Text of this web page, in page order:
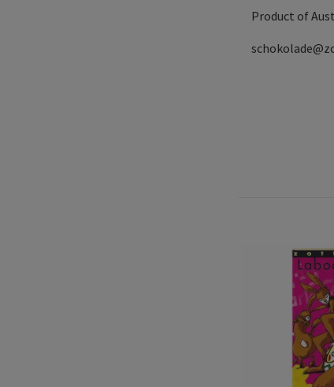
Product of